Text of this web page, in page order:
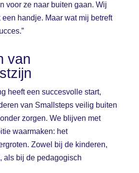
voor ze naar buiten gaan. Wij
handje. Maar wat mij betreft
van
heeft een succesvolle start,
van Smallsteps veilig buiten
zorgen. We blijven met
waarmaken: het
Zowel bij de kinderen,
als bij de pedagogisch